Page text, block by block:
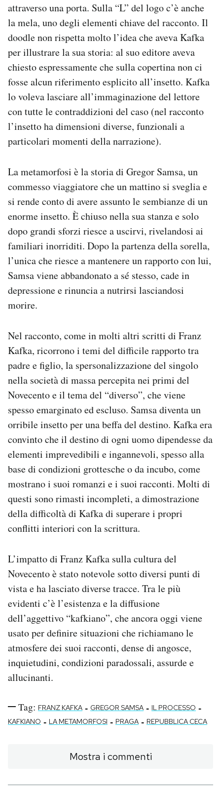
attraverso una porta. Sulla “L” del logo c’è anche
la mela, uno degli elementi chiave del racconto. Il
doodle non rispetta molto l’idea che aveva Kafka
per illustrare la sua storia: al suo editore aveva
chiesto espressamente che sulla copertina non ci
fosse alcun riferimento esplicito all’insetto. Kafka
lo voleva lasciare all’immaginazione del lettore
con tutte le contraddizioni del caso (nel racconto
l’insetto ha dimensioni diverse, funzionali a
particolari momenti della narrazione).
La metamorfosi è la storia di Gregor Samsa, un
commesso viaggiatore che un mattino si sveglia e
si rende conto di avere assunto le sembianze di un
enorme insetto. È chiuso nella sua stanza e solo
dopo grandi sforzi riesce a uscirvi, rivelandosi ai
familiari inorriditi. Dopo la partenza della sorella,
l’unica che riesce a mantenere un rapporto con lui,
Samsa viene abbandonato a sé stesso, cade in
depressione e rinuncia a nutrirsi lasciandosi
morire.
Nel racconto, come in molti altri scritti di Franz
Kafka, ricorrono i temi del difficile rapporto tra
padre e figlio, la spersonalizzazione del singolo
nella società di massa percepita nei primi del
Novecento e il tema del “diverso”, che viene
spesso emarginato ed escluso. Samsa diventa un
orribile insetto per una beffa del destino. Kafka era
convinto che il destino di ogni uomo dipendesse da
elementi imprevedibili e ingannevoli, spesso alla
base di condizioni grottesche o da incubo, come
mostrano i suoi romanzi e i suoi racconti. Molti di
questi sono rimasti incompleti, a dimostrazione
della difficoltà di Kafka di superare i propri
conflitti interiori con la scrittura.
L’impatto di Franz Kafka sulla cultura del
Novecento è stato notevole sotto diversi punti di
vista e ha lasciato diverse tracce. Tra le più
evidenti c’è l’esistenza e la diffusione
dell’aggettivo “kafkiano”, che ancora oggi viene
usato per definire situazioni che richiamano le
atmosfere dei suoi racconti, dense di angosce,
inquietudini, condizioni paradossali, assurde e
allucinanti.
Tag: FRANZ KAFKA - GREGOR SAMSA - IL PROCESSO -
KAFKIANO - LA METAMORFOSI - PRAGA - REPUBBLICA CECA
Mostra i commenti